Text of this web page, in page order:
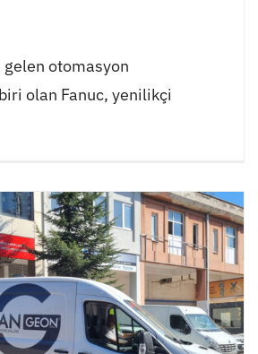
gelen otomasyon
olan Fanuc, yenilikçi